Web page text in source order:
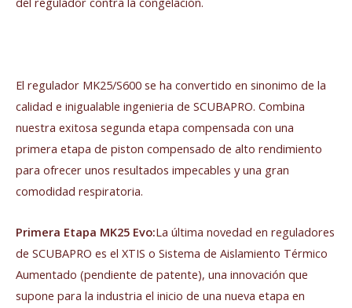
El regulador MK25/S600 se ha convertido en sinonimo de la
calidad e inigualable ingenieria de SCUBAPRO. Combina
nuestra exitosa segunda etapa compensada con una
primera etapa de piston compensado de alto rendimiento
para ofrecer unos resultados impecables y una gran
comodidad respiratoria.
Primera Etapa MK25 Evo:La última novedad en reguladores
de SCUBAPRO es el XTIS o Sistema de Aislamiento Térmico
Aumentado (pendiente de patente), una innovación que
supone para la industria el inicio de una nueva etapa en